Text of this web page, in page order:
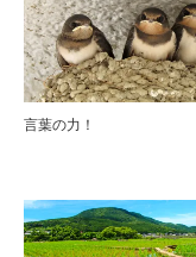
言葉の力！